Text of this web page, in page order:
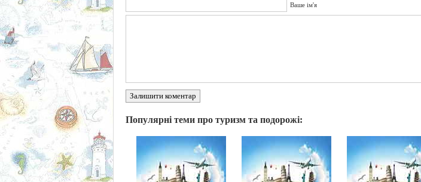
Ваше ім'я
Залишити коментар
Популярні теми про туризм та подорожі: